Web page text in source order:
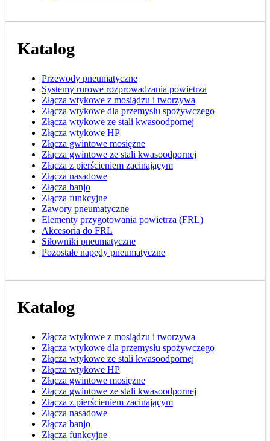
Katalog
Przewody pneumatyczne
Systemy rurowe rozprowadzania powietrza
Złącza wtykowe z mosiądzu i tworzywa
Złącza wtykowe dla przemysłu spożywczego
Złącza wtykowe ze stali kwasoodpornej
Złącza wtykowe HP
Złącza gwintowe mosiężne
Złącza gwintowe ze stali kwasoodpornej
Złącza z pierścieniem zacinającym
Złącza nasadowe
Złącza banjo
Złącza funkcyjne
Zawory pneumatyczne
Elementy przygotowania powietrza (FRL)
Akcesoria do FRL
Siłowniki pneumatyczne
Pozostałe napędy pneumatyczne
Katalog
Złącza wtykowe z mosiądzu i tworzywa
Złącza wtykowe dla przemysłu spożywczego
Złącza wtykowe ze stali kwasoodpornej
Złącza wtykowe HP
Złącza gwintowe mosiężne
Złącza gwintowe ze stali kwasoodpornej
Złącza z pierścieniem zacinającym
Złącza nasadowe
Złącza banjo
Złącza funkcyjne